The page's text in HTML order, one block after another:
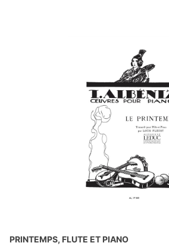
PRINTEMPS, FLUTE ET PIANO